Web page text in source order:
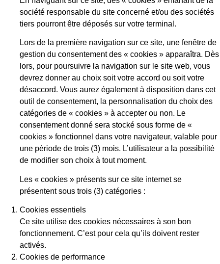
société responsable du site concerné et/ou des sociétés
tiers pourront être déposés sur votre terminal.
Lors de la première navigation sur ce site, une fenêtre de
gestion du consentement des « cookies » apparaîtra. Dès
lors, pour poursuivre la navigation sur le site web, vous
devrez donner au choix soit votre accord ou soit votre
désaccord. Vous aurez également à disposition dans cet
outil de consentement, la personnalisation du choix des
catégories de « cookies » à accepter ou non. Le
consentement donné sera stocké sous forme de «
cookies » fonctionnel dans votre navigateur, valable pour
une période de trois (3) mois. L’utilisateur a la possibilité
de modifier son choix à tout moment.
Les « cookies » présents sur ce site internet se
présentent sous trois (3) catégories :
Cookies essentiels
Ce site utilise des cookies nécessaires à son bon
fonctionnement. C’est pour cela qu’ils doivent rester
activés.
Cookies de performance